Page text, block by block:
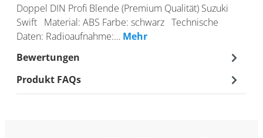
Doppel DIN Profi Blende (Premium Qualität) Suzuki
Swift Material: ABS Farbe: schwarz Technische
Daten: Radioaufnahme:… Mehr
Bewertungen
Produkt FAQs